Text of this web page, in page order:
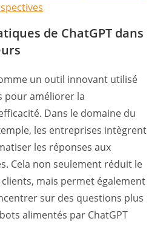
de ChatGPT dans
un outil innovant utilisé
pour améliorer la
Dans le domaine du
les entreprises intègrent
les réponses aux
Cela non seulement réduit le
mais permet également
sur des questions plus
alimentés par ChatGPT